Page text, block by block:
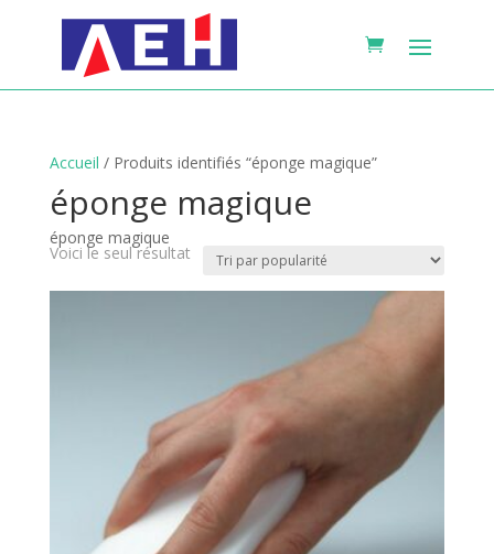
Accueil / Produits identifiés “éponge magique”
éponge magique
éponge magique
Voici le seul résultat